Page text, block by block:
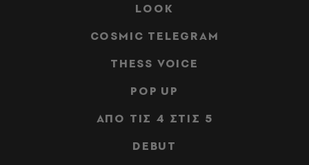
LOOK
COSMIC TELEGRAM
THESS VOICE
POP UP
ΑΠΟ ΤΙΣ 4 ΣΤΙΣ 5
DEBUT